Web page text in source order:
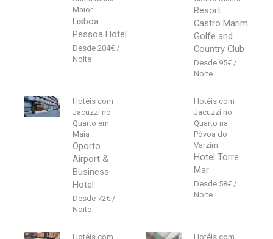
Maior
Lisboa
Pessoa Hotel
204€
Resort
Castro Marim
Golfe and
Country Club
95€
Hotéis com
Jacuzzi no
Quarto em
Maia
Oporto
Airport &
Business
Hotel
72€
Hotéis com
Jacuzzi no
Quarto na
Póvoa do
Varzim
Hotel Torre
Mar
58€
Hotéis com
Hotéis com